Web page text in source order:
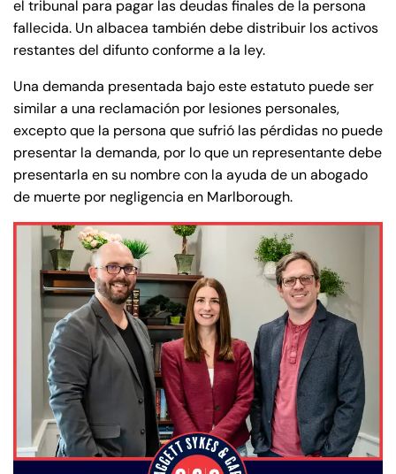
el tribunal para pagar las deudas finales de la persona
fallecida. Un albacea también debe distribuir los activos
restantes del difunto conforme a la ley.
Una demanda presentada bajo este estatuto puede ser
similar a una reclamación por lesiones personales,
excepto que la persona que sufrió las pérdidas no puede
presentar la demanda, por lo que un representante debe
presentarla en su nombre con la ayuda de un abogado
de muerte por negligencia en Marlborough.